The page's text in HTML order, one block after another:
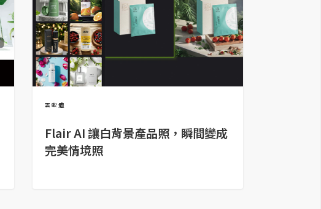
雲軟體
Flair AI 讓白背景產品照，瞬間變成
完美情境照